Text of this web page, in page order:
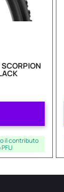
il contributo